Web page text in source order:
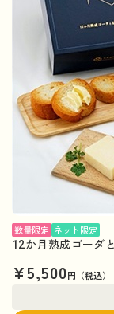
数量限定 ネット限定
12か月熟成ゴーダ
¥5,500円（税込）